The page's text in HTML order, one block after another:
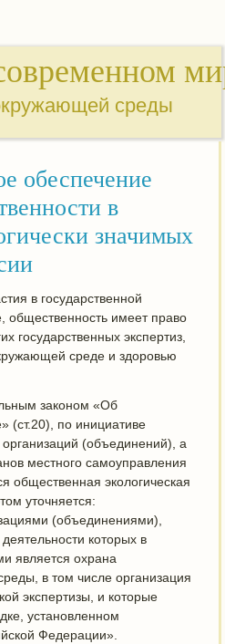
среды
обеспечение
в
значимых
в государственной
общественность имеет право
государственных экспертиз,
среде и здоровью
законом «Об
(ст.20), по инициативе
(объединений), а
местного самоуправления
общественная экологическая
уточняется:
(объединениями),
которых в
является охрана
в том числе организация
экспертизы, и которые
установленном
Федерации».